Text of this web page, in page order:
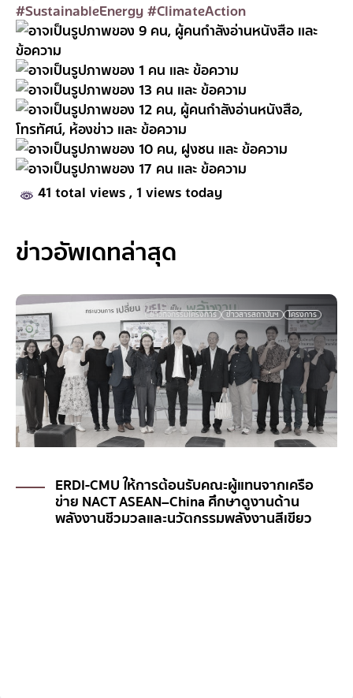
#SustainableEnergy #ClimateAction
41 total views , 1 views today
ข่าวอัพเดทล่าสุด
ข่าวกิจกรรมโครงการ ข่าวสารสถาบันฯ โครงการ
ERDI-CMU ให้การต้อนรับคณะผู้แทนจากเครือ
ข่าย NACT ASEAN–China ศึกษาดูงานด้าน
พลังงานชีวมวลและนวัตกรรมพลังงานสีเขียว